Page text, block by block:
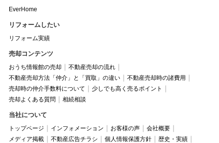
EverHome
リフォームしたい
リフォーム実績
売却コンテンツ
おうち情報館の売却
不動産売却の流れ
不動産売却方法「仲介」と「買取」の違い
不動産売却時の諸費用
売却時の仲介手数料について
少しでも高く売るポイント
売却よくある質問
相続相談
当社について
トップページ インフォメーション お客様の声
会社概要
メディア掲載
不動産広告チラシ 個人情報保護方針
歴史・実績